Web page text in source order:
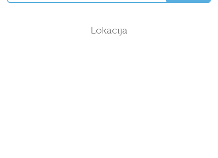
Lokacija